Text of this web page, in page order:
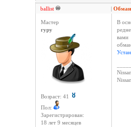
ballist |
Мастер
гуру
Возраст: 41
Пол:
Зарегистрирован:
18 лет 9 месяцев
В
вами